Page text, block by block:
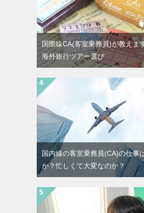
国際線CA(客室乗務員)が教えま
海外旅行ツアー選び
国内線の客室乗務員(CA)の仕事
か？忙しくて大変なのか？